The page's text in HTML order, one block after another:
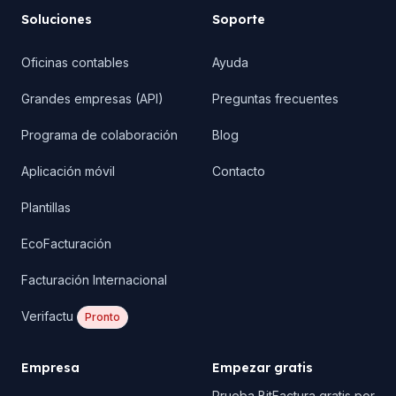
Soluciones
Oficinas contables
Grandes empresas (API)
Programa de colaboración
Aplicación móvil
Plantillas
EcoFacturación
Facturación Internacional
Verifactu Pronto
Soporte
Ayuda
Preguntas frecuentes
Blog
Contacto
Empresa Empezar gratis